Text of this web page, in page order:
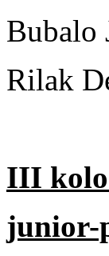
III kolo
junior-